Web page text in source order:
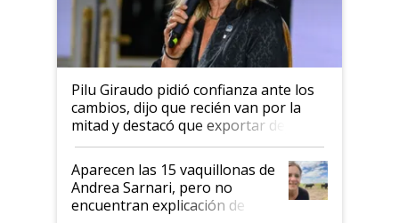
Pilu Giraudo pidió confianza ante los
cambios, dijo que recién van por la
mitad y destacó que exportar dejó de
ser "para unos pocos": "Tenemos un
mandato muy claro del gobierno
nacional"
Aparecen las 15 vaquillonas de
Andrea Sarnari, pero no
encuentran explicación de